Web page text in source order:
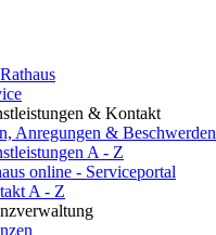
& Kontakt
Anregungen & Beschwerden
A - Z
online - Serviceportal
A - Z